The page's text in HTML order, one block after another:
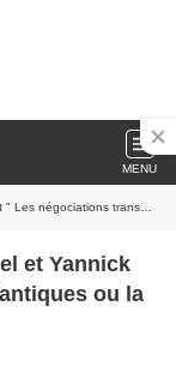
MENU
ou la fin du projet européen"
et Yannick
ou la